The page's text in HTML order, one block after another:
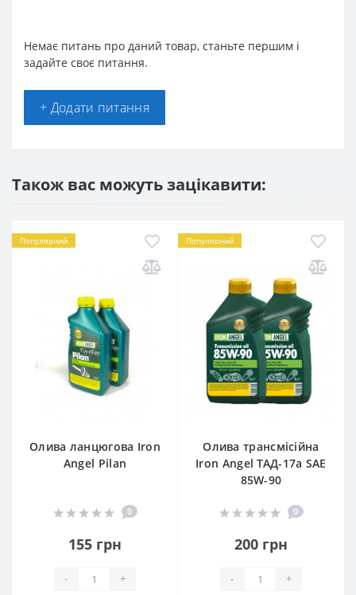
Немає питань про даний товар, станьте першим і
задайте своє питання.
+ Додати питання
Також вас можуть зацікавити:
Популярний
Олива ланцюгова Iron
Angel Pilan
0
155 грн
- +
Популярний
Олива трансмісійна
Iron Angel ТАД-17а SAE
85W-90
0
200 грн
- +